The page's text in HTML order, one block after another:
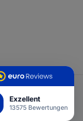
Exzellent
13575 Bewertungen